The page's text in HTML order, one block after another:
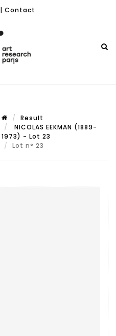
| Contact
Result
NICOLAS EEKMAN (1889-
1973) - Lot 23
Lot n° 23